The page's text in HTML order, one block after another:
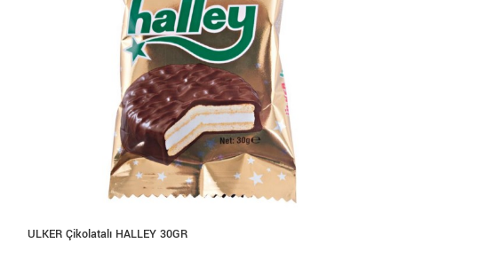
ULKER Çikolatalı HALLEY 30GR